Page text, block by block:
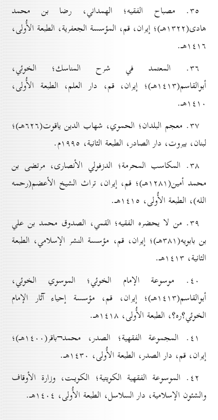
۳٥. مصباح الفقيه؛ الهمداني، رضا بن محمد
هادی(۱۳۲۲هـ)؛ إيران، قم، المؤسسة الجعفرية، الطبعة الأُولی،
۱٤۱٦هـ.
۳٦. المعتمد في شرح المناسك؛ الخوئي،
أبوالقاسم(۱٤۱۳هـ)؛ إيران، قم، دار العلم، الطبعة الأُولی،
۱٤۱٠هـ.
۳۷. معجم البلدان؛ الحموي، شهاب الدين ياقوت(٦۲٦هـ)؛
لبنان، بيروت، دار الصادر، الطبعة الثانية، ۱۹۹٥م.
۳۸. المكاسب المحرمة؛ الدزفولي الأنصاری، مرتضی بن
محمد أمين(۱۲۸۱هـ)؛ قم، إيران، تراث الشيخ الأعضم(رحمه
الله)، الطبعة الأُولی، ۱٤۱٥هـ.
۳۹. من لا يحضره الفقيه؛ القمي، الصدوق محمد بن علي
بن بابويه(۳۸۱هـ)؛ إيران، قم، مؤسسة النشر الإسلامي، الطبعة
الثانية، ۱٤۱۳هـ.
٤٠. موسوعة الإمام الخوئي؛ الموسوي الخوئي،
أبوالقاسم(۱٤۱۳هـ)؛ إيران، قم، مؤسسة إحياء آثار الإمام
الخوئي؟ره؟، الطبعة الأُولی، ۱٤۱۸هـ.
٤۱. المجموعة الفقهية؛ الصدر، محمد¬باقر(۱٤٠٠هـ)؛
إيران، قم، دار الصدر، الطبعة الأُولی، ۱٤۳٠هـ.
٤۲. الموسوعة الفقهية الكويتية؛ الکويـت، وزارة الأوقاف
والشئون الإسلامية، دار السلاسل، الطبعة الأُولی، ۱٤٠٤هـ.